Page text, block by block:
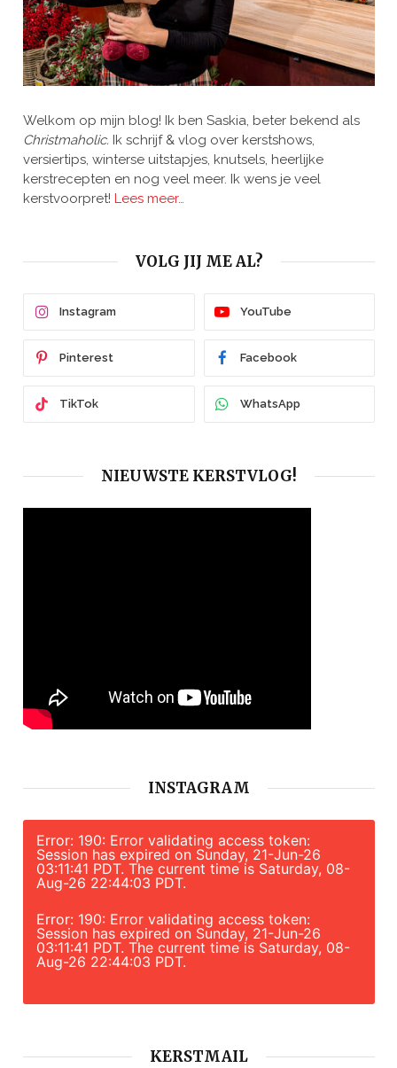
Welkom op mijn blog! Ik ben Saskia, beter bekend als
Christmaholic. Ik schrijf & vlog over kerstshows,
versiertips, winterse uitstapjes, knutsels, heerlijke
kerstrecepten en nog veel meer. Ik wens je veel
kerstvoorpret! Lees meer…
VOLG JIJ ME AL?
Instagram YouTube
Pinterest Facebook
TikTok WhatsApp
NIEUWSTE KERSTVLOG!
INSTAGRAM
Error: 190: Error validating access token:
Session has expired on Sunday, 21-Jun-26
03:11:41 PDT. The current time is Saturday, 08-
Aug-26 22:44:03 PDT.
Error: 190: Error validating access token:
Session has expired on Sunday, 21-Jun-26
03:11:41 PDT. The current time is Saturday, 08-
Aug-26 22:44:03 PDT.
KERSTMAIL